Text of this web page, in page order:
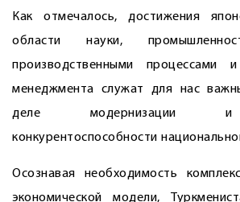
Как отмечалось, достижения
области науки,
производственными процессами
менеджмента служат для нас
деле модернизации и
конкурентоспособности
Осознавая необходимость
экономической модели,